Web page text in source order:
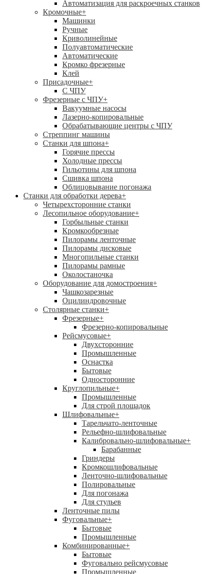
Автоматизация для раскроечных станков
Кромочные+
Машинки
Ручные
Криволинейные
Полуавтоматические
Автоматические
Кромко фрезерные
Клей
Присадочные+
С ЧПУ
Фрезерные с ЧПУ+
Вакуумные насосы
Лазерно-копировальные
Обрабатывающие центры с ЧПУ
Стреппинг машины
Станки для шпона+
Горячие прессы
Холодные прессы
Гильотины для шпона
Сшивка шпона
Облицовывание погонажа
Станки для обработки дерева+
Четырехсторонние станки
Лесопильное оборудование+
Горбыльные станки
Кромкообрезные
Пилорамы ленточные
Пилорамы дисковые
Многопильные станки
Пилорамы рамные
Околостаночка
Оборудование для домостроения+
Чашкозарезные
Оцилиндровочные
Столярные станки+
Фрезерные+
Фрезерно-копировальные
Рейсмусовые+
Двухсторонние
Промышленные
Оснастка
Бытовые
Односторонние
Круглопильные+
Промышленные
Для строй площадок
Шлифовальные+
Тарельчато-ленточные
Рельефно-шлифовальные
Калибровально-шлифовальные+
Барабанные
Гриндеры
Кромкошлифовальные
Ленточно-шлифовальные
Полировальные
Для погонажа
Для стульев
Ленточные пилы
Фуговальные+
Бытовые
Промышленные
Комбинированные+
Бытовые
Фуговально рейсмусовые
Промышленные